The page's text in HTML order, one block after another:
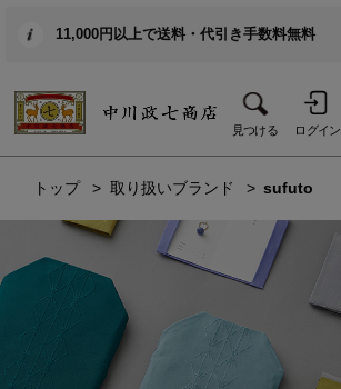
11,000円以上で送料・代引き手数料無料
見つける ログイン
トップ 取り扱いブランド sufuto